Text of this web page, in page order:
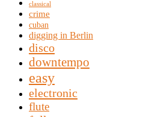
classical
crime
cuban
digging in Berlin
disco
downtempo
easy
electronic
flute